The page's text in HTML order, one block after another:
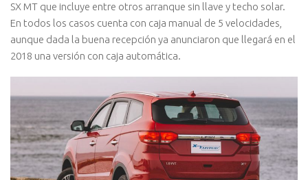
SX MT que incluye entre otros arranque sin llave y techo solar.
En todos los casos cuenta con caja manual de 5 velocidades,
aunque dada la buena recepción ya anunciaron que llegará en el
2018 una versión con caja automática.